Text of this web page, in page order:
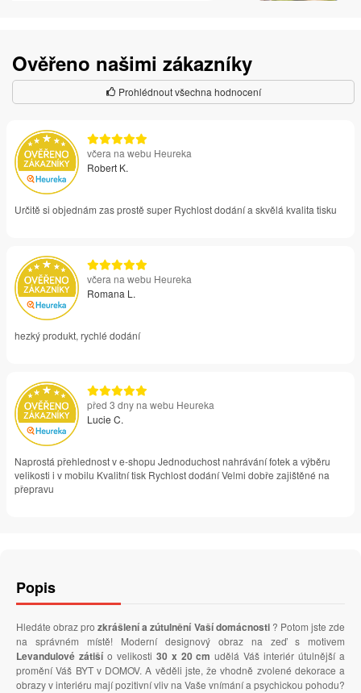
Ověřeno našimi zákazníky
Prohlédnout všechna hodnocení
včera na webu Heureka
Robert K.
Určitě si objednám zas prostě super Rychlost dodání a skvělá kvalita tisku
včera na webu Heureka
Romana L.
hezký produkt, rychlé dodání
před 3 dny na webu Heureka
Lucie C.
Naprostá přehlednost v e-shopu Jednoduchost nahrávání fotek a výběru
velikosti i v mobilu Kvalitní tisk Rychlost dodání Velmi dobře zajištěné na
přepravu
Popis
Hledáte obraz prozkrášlení a zútulnění Vaší domácnosti? Potom jste zde
na správném místě! Moderní designový obraz na zeď s motivem
Levandulové zátišío velikosti 30 x 20 cm udělá Váš interiér útulnější a
promění Váš BYT v DOMOV. A věděli jste, že vhodně zvolené dekorace a
obrazy v interiéru mají pozitivní vliv na Vaše vnímání a psychickou pohodu?